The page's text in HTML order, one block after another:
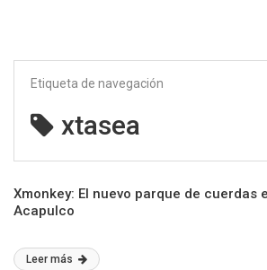
Etiqueta de navegación
xtasea
Xmonkey: El nuevo parque de cuerdas
Acapulco
Leer más